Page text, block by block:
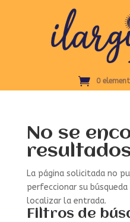
0
No se
La página solicitada no
perfeccionar su
localizar la entrada.
Filtros de